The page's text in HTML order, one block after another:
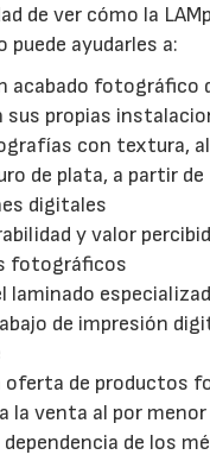
de ver cómo la
puede ayudarles a:
acabado fotográfico
sus propias
con textura,
de plata, a partir de
digitales
y valor
fotográficos
laminado
de impresión
oferta de productos
la venta al por menor
dependencia de los